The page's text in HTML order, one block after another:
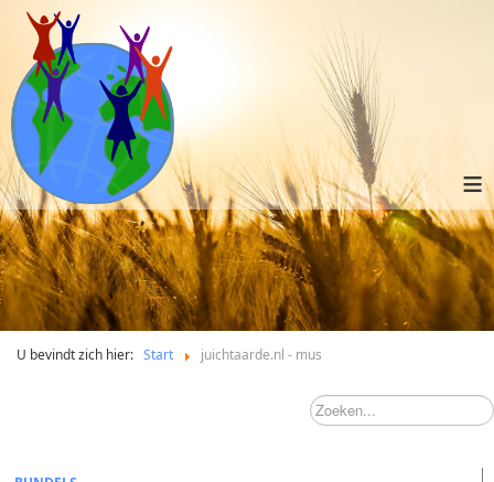
≡
U bevindt zich hier: Start juichtaarde.nl - mus